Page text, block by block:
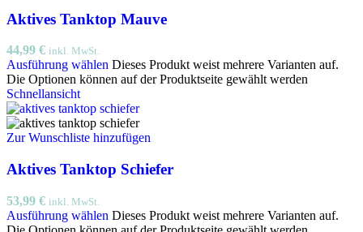
Aktives Tanktop Mauve
44,99 € inkl. MwSt.
Ausführung wählen Dieses Produkt weist mehrere Varianten auf.
Die Optionen können auf der Produktseite gewählt werden
Schnellansicht
Zur Wunschliste hinzufügen
Aktives Tanktop Schiefer
53,99 € inkl. MwSt.
Ausführung wählen Dieses Produkt weist mehrere Varianten auf.